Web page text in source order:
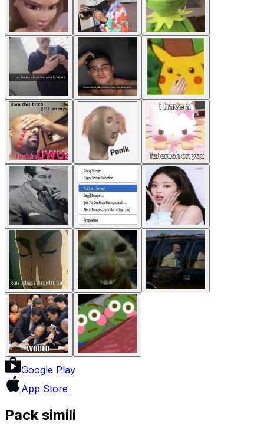
Google Play
App Store
Pack simili